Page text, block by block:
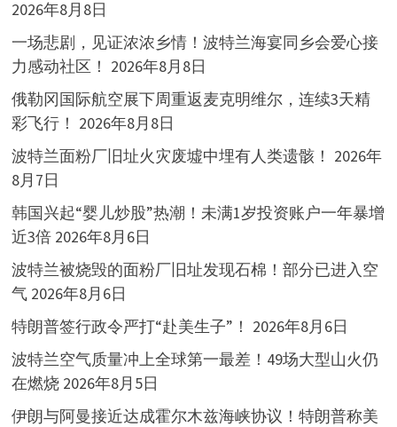
2026年8月8日
一场悲剧，见证浓浓乡情！波特兰海宴同乡会爱心接
力感动社区！ 2026年8月8日
俄勒冈国际航空展下周重返麦克明维尔，连续3天精
彩飞行！ 2026年8月8日
波特兰面粉厂旧址火灾废墟中埋有人类遗骸！ 2026年
8月7日
韩国兴起“婴儿炒股”热潮！未满1岁投资账户一年暴增
近3倍 2026年8月6日
波特兰被烧毁的面粉厂旧址发现石棉！部分已进入空
气 2026年8月6日
特朗普签行政令严打“赴美生子”！ 2026年8月6日
波特兰空气质量冲上全球第一最差！49场大型山火仍
在燃烧 2026年8月5日
伊朗与阿曼接近达成霍尔木兹海峡协议！特朗普称美